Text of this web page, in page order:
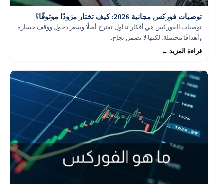
توصيات فوركس مجانية 2026: كيف تختار مزودًا موثوقًا؟
توصيات الفوركس هي أفكار تداول تقترح أصلًا وسعر دخول ووقف خسارة
وأهدافًا محتملة، لكنها لا تضمن نجاح...
قراءة المزيد ←